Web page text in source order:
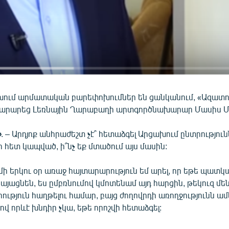
արմատական բարեփոխումներ են ցանկանում,
Լեռնային Ղարաբաղի արտգործնախարար Մասիս
. – Արդյոք անհրաժեշտ չէ՞ հետաձգել Արցախում
հետ կապված, ի՞նչ եք մտածում այս մասին:
երկու օր առաջ հայտարարություն եմ արել, որ եթե
ես ըմբռնումով կմոտենամ այդ հարցին, թեկուզ
հաղթելու համար, բայց ժողովրդի առողջությունն
որևէ խնդիր չկա, եթե որոշվի հետաձգել: